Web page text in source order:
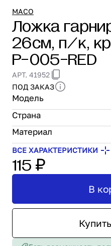
Проектирование
Сервис и монтаж
ПОКУПАТЕЛЯМ
Доставка и
Гарантия и
Лизинг
Акции
О нас
Бренды
Контакты
MACO
Ложка
26см, п/к,
P-005-RED
АРТ. 41952
ПОД ЗАКАЗ
Модель
Страна
Материал
ВСЕ ХАРАКТЕРИСТИКИ
115 ₽
В